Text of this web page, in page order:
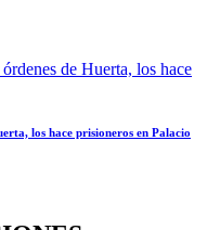
los hace prisioneros en Palacio